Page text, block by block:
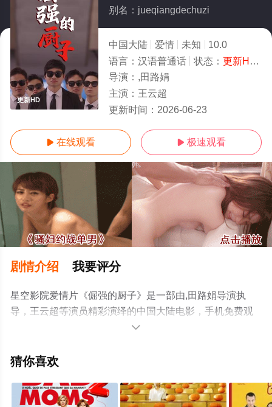
更新HD
别名：jueqiangdechuzi
中国大陆 爱情 未知
10.0
语言： 汉语普通话 状态： 更新HD/高清
导演： ,田路娟
主演： 王云超
更新时间： 2026-06-23
 在线观看  极速观看
剧情介绍 我要评分
星空影院爱情片《倔强的厨子》是一部由,田路娟导演执
导，王云超等演员精彩演绎的中国大陆电影，手机免费观
看高清无删减完整版电影大全就上星空电影网，更多相关

猜你喜欢